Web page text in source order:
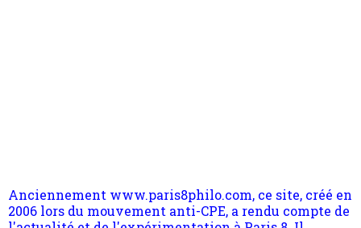
l'actualité et de l'expérimentation à Paris 8. Il
s'occupe plus largement de rendre compte d'une
transformation dans les paradigmes philosophiques